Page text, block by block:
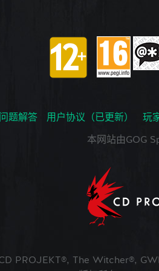
题解答 用户协议（已更新） 玩
本网站由GOG
PROJEKT®, The Witcher®,